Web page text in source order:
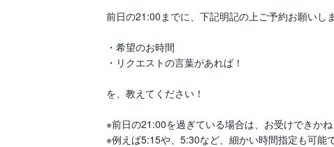
前日の21:00までに、下記明記の上ご予約お願いし
・希望のお時間
・リクエストの言葉があれば！
を、教えてください！
※前日の21:00を過ぎている場合は、お受けできかね
※例えば5:15や、5:30など、細かい時間指定も可能で